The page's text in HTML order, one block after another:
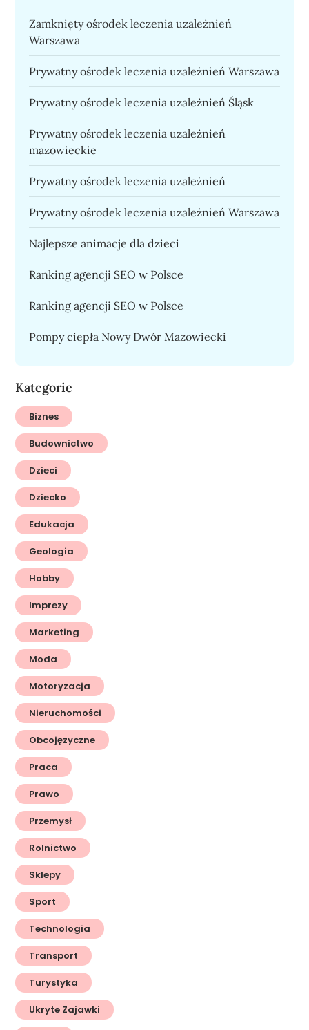
Zamknięty ośrodek leczenia uzależnień
Warszawa
Prywatny ośrodek leczenia uzależnień Warszawa
Prywatny ośrodek leczenia uzależnień Śląsk
Prywatny ośrodek leczenia uzależnień
mazowieckie
Prywatny ośrodek leczenia uzależnień
Prywatny ośrodek leczenia uzależnień Warszawa
Najlepsze animacje dla dzieci
Ranking agencji SEO w Polsce
Ranking agencji SEO w Polsce
Pompy ciepła Nowy Dwór Mazowiecki
Kategorie
Biznes
Budownictwo
Dzieci
Dziecko
Edukacja
Geologia
Hobby
Imprezy
Marketing
Moda
Motoryzacja
Nieruchomości
Obcojęzyczne
Praca
Prawo
Przemysł
Rolnictwo
Sklepy
Sport
Technologia
Transport
Turystyka
Ukryte Zajawki